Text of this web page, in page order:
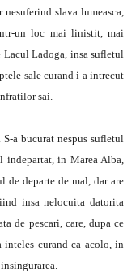
slava lumeasca,
un loc mai linistit, mai
Lacul Ladoga, insa sufletul
sale curand i-a intrecut
sai.
a bucurat nespus sufletul
indepartat, in Marea Alba,
de departe de mal, dar are
insa nelocuita datorita
de pescari, care, dupa ce
inteles curand ca acolo, in